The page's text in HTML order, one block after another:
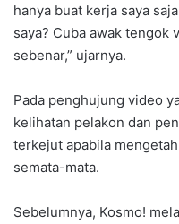
hanya buat kerja saya
saya? Cuba awak tengok
sebenar,” ujarnya.
Pada penghujung video
kelihatan pelakon dan
terkejut apabila
semata-mata.
Sebelumnya, Kosmo!